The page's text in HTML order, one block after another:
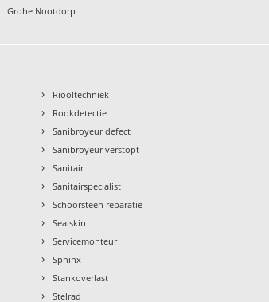
Grohe Nootdorp
› Riooltechniek
› Rookdetectie
› Sanibroyeur defect
› Sanibroyeur verstopt
› Sanitair
› Sanitairspecialist
› Schoorsteen reparatie
› Sealskin
› Servicemonteur
› Sphinx
› Stankoverlast
› Stelrad